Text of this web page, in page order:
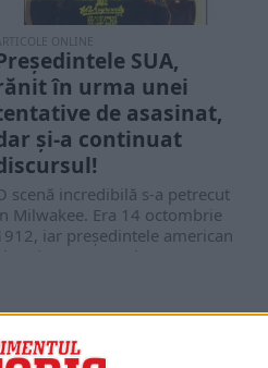
ONLINE
SUA,
în urma unei
de asasinat,
şi-a continuat
scenă incredibilă s-a petrecut
Milwakee. Era 14 octombrie
iar preşedintele american
Theodore Roosevelt...